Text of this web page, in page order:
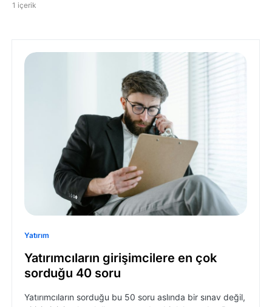
1 içerik
Yatırım
Yatırımcıların girişimcilere en çok
sorduğu 40 soru
Yatırımcıların sorduğu bu 50 soru aslında bir sınav değil,